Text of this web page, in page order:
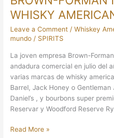
WHISKY
Leave a Comment /Whiskey
mundo / SPIRITS
La joven empresa Brown-
andadura comercial en julio del
varias marcas de whisky
Barrel, Jack Honey o
Daniel’s , y bourbons super
Reservar y Woodford Reserve
Read More »